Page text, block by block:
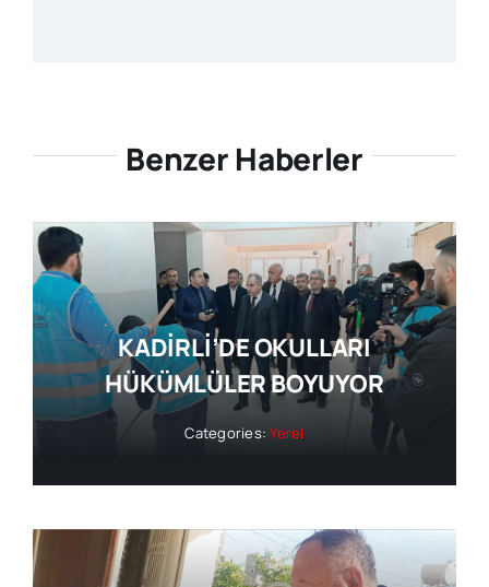
Benzer Haberler
KADİRLİ’DE OKULLARI
HÜKÜMLÜLER BOYUYOR
Categories:Yerel